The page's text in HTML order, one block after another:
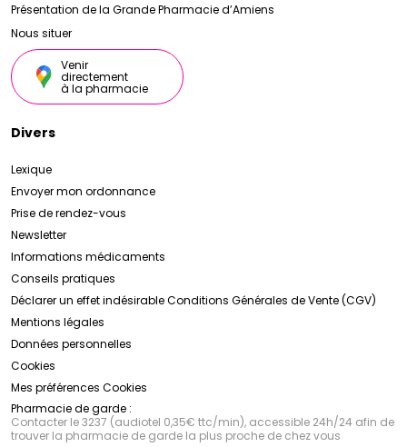
Présentation de la Grande Pharmacie d’Amiens
Nous situer
Venir
directement
à la pharmacie
Divers
Lexique
Envoyer mon ordonnance
Prise de rendez-vous
Newsletter
Informations médicaments
Conseils pratiques
Déclarer un effet indésirableConditions Générales de Vente (CGV)
Mentions légales
Données personnelles
Cookies
Mes préférences Cookies
Pharmacie de garde :
Contacter le 3237 (audiotel 0,35€ ttc/min), accessible 24h/24 afin de
trouver la pharmacie de garde la plus proche de chez vous